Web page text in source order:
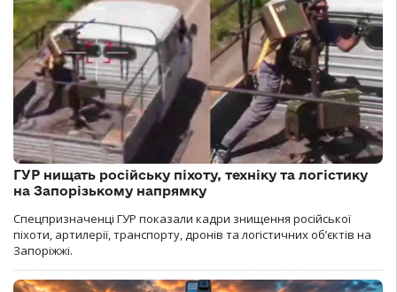
ГУР нищать російську піхоту, техніку та логістику
на Запорізькому напрямку
Спецпризначенці ГУР показали кадри знищення російської
піхоти, артилерії, транспорту, дронів та логістичних об’єктів на
Запоріжжі.